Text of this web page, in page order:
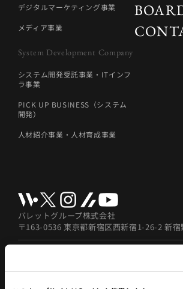
デジタルマーケティング事業
メディア事業
System Development Company
システム開発受託事業・ITインフ
ラ事業
PICK UP BUSINESS（システム
開発）
人材紹介事業・人材育成事業
バレットグループ株式会社
〒163-0536 東京都新宿区西新宿1-26-2 新宿